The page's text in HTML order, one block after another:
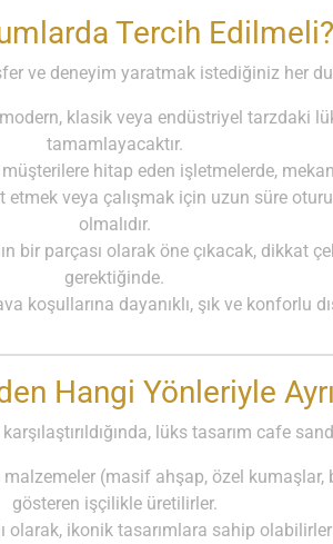
Tercih Edilmeli?
ve deneyim yaratmak istediğiniz her
klasik veya endüstriyel tarzdaki
tamamlayacaktır.
hitap eden işletmelerde,
veya çalışmak için uzun süre
olmalıdır.
bir parçası olarak öne çıkacak, dikkat
gerektiğinde.
koşullarına dayanıklı, şık ve konforlu
Hangi Yönleriyle
lüks tasarım cafe
(masif ahşap, özel kumaşlar,
gösteren işçilikle üretilirler.
olarak, ikonik tasarımlara sahip